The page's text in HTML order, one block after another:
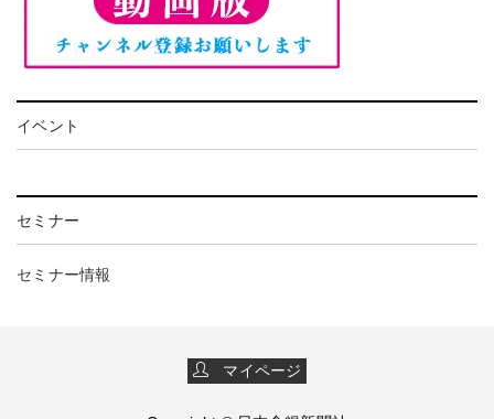
イベント
セミナー
セミナー情報
マイページ